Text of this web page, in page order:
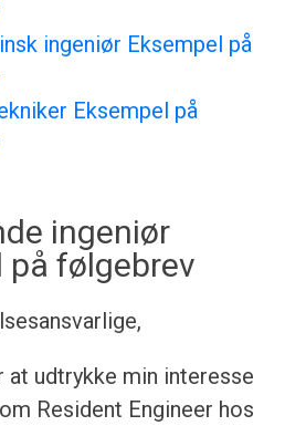
ingeniør Eksempel på
Eksempel på
ingeniør
på følgebrev
udtrykke min interesse
Resident Engineer hos